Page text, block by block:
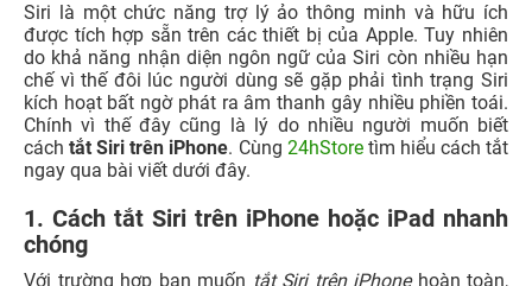
Siri là một chức năng trợ lý ảo thông minh và hữu ích
được tích hợp sẵn trên các thiết bị của Apple. Tuy nhiên
do khả năng nhận diện ngôn ngữ của Siri còn nhiều hạn
chế vì thế đôi lúc người dùng sẽ gặp phải tình trạng Siri
kích hoạt bất ngờ phát ra âm thanh gây nhiều phiền toái.
Chính vì thế đây cũng là lý do nhiều người muốn biết
cáchtắt Siri trên iPhone. Cùng 24hStoretìm hiểu cách tắt
ngay qua bài viết dưới đây.
1. Cách tắt Siri trên iPhone hoặc iPad nhanh
chóng
Với trường hợp bạn muốn tắt Siri trên iPhone hoàn toàn,